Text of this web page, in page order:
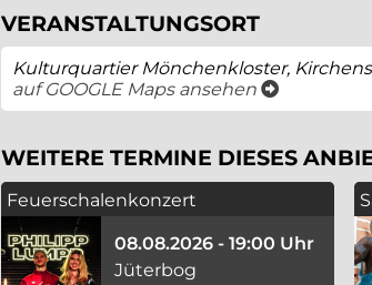
VERANSTALTUNGSORT
Kulturquartier Mönchenkloster,
auf GOOGLE Maps ansehen öffnet ein
WEITERE TERMINE DIESES
Feuerschalenkonzert
08.08.2026 - 19:00 Uhr
Jüterbog